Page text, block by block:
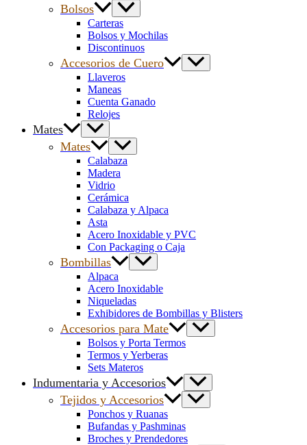
Bolsos
Carteras
Bolsos y Mochilas
Discontinuos
Accesorios de Cuero
Llaveros
Maneas
Cuenta Ganado
Relojes
Mates
Mates
Calabaza
Madera
Vidrio
Cerámica
Calabaza y Alpaca
Asta
Acero Inoxidable y PVC
Con Packaging o Caja
Bombillas
Alpaca
Acero Inoxidable
Niqueladas
Exhibidores de Bombillas y Blisters
Accesorios para Mate
Bolsos y Porta Termos
Termos y Yerberas
Sets Materos
Indumentaria y Accesorios
Tejidos y Accesorios
Ponchos y Ruanas
Bufandas y Pashminas
Broches y Prendedores